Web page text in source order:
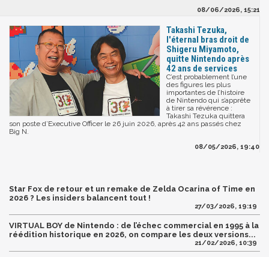
08/06/2026, 15:21
Takashi Tezuka,
l'éternal bras droit de
Shigeru Miyamoto,
quitte Nintendo après
42 ans de services
C’est probablement l’une
des figures les plus
importantes de l’histoire
de Nintendo qui s’apprête
à tirer sa révérence :
Takashi Tezuka quittera
son poste d’Executive Officer le 26 juin 2026, après 42 ans passés chez
Big N.
08/05/2026, 19:40
Star Fox de retour et un remake de Zelda Ocarina of Time en
2026 ? Les insiders balancent tout !
27/03/2026, 19:19
VIRTUAL BOY de Nintendo : de l’échec commercial en 1995 à la
réédition historique en 2026, on compare les deux versions...
21/02/2026, 10:39